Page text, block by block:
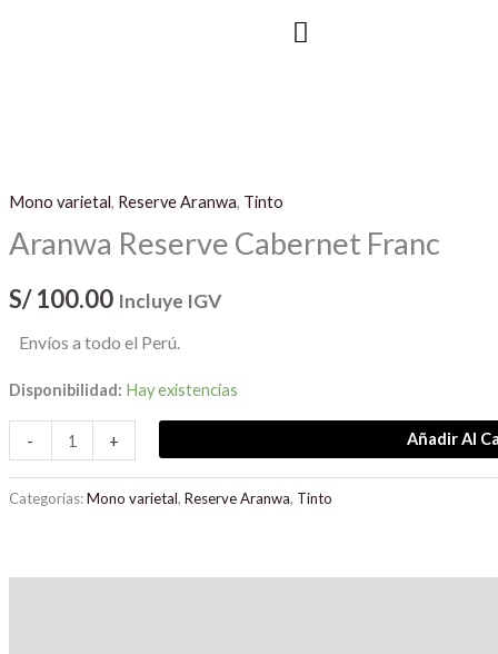
Mono varietal, Reserve Aranwa, Tinto
Aranwa Reserve Cabernet Franc
S/100.00 Incluye IGV
Envíos a todo el Perú.
Disponibilidad: Hay existencias
-
Cabernet
Franc
+ Añadir Al
Categorías:Mono varietal, Reserve Aranwa, Tinto